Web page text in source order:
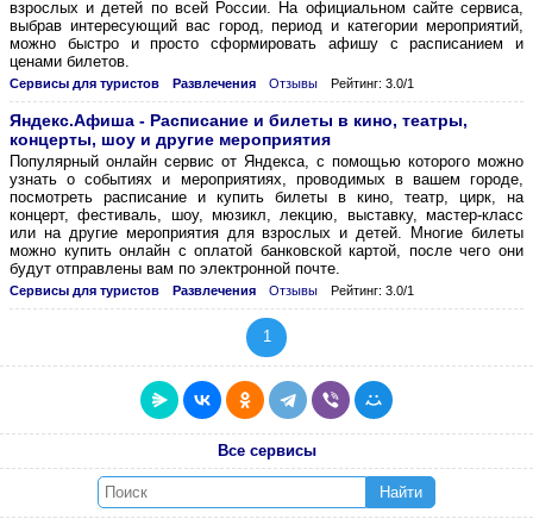
взрослых и детей по всей России. На официальном сайте сервиса,
выбрав интересующий вас город, период и категории мероприятий,
можно быстро и просто сформировать афишу с расписанием и
ценами билетов.
Сервисы для туристов Развлечения Отзывы Рейтинг: 3.0/1
Яндекс.Афиша - Расписание и билеты в кино, театры,
концерты, шоу и другие мероприятия
Популярный онлайн сервис от Яндекса, с помощью которого можно
узнать о событиях и мероприятиях, проводимых в вашем городе,
посмотреть расписание и купить билеты в кино, театр, цирк, на
концерт, фестиваль, шоу, мюзикл, лекцию, выставку, мастер-класс
или на другие мероприятия для взрослых и детей. Многие билеты
можно купить онлайн с оплатой банковской картой, после чего они
будут отправлены вам по электронной почте.
Сервисы для туристов Развлечения Отзывы Рейтинг: 3.0/1
1
Все сервисы
Найти